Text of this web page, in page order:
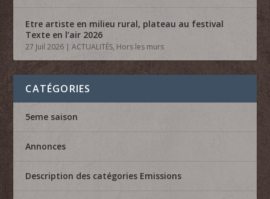
Etre artiste en milieu rural, plateau au festival
Texte en l’air 2026
27 Juil 2026 |ACTUALITÉS, Hors les murs
CATÉGORIES
5eme saison
Annonces
Description des catégories Emissions